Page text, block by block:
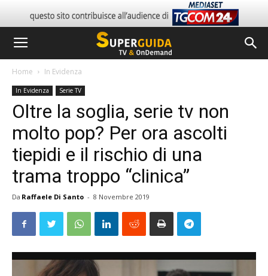
Home In Evidenza
In Evidenza Serie TV
Oltre la soglia, serie tv non
molto pop? Per ora ascolti
tiepidi e il rischio di una
trama troppo “clinica”
Da Raffaele Di Santo - 8 Novembre 2019